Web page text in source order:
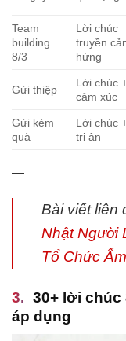
Team
building
8/3
Lời chúc
truyền
hứng
Gửi thiệp
Lời chúc
cảm xúc
Gửi kèm
quà
Lời chúc
tri ân
—
Bài viết liên
Nhật Người
Tổ Chức
30+ lời chúc
áp dụng